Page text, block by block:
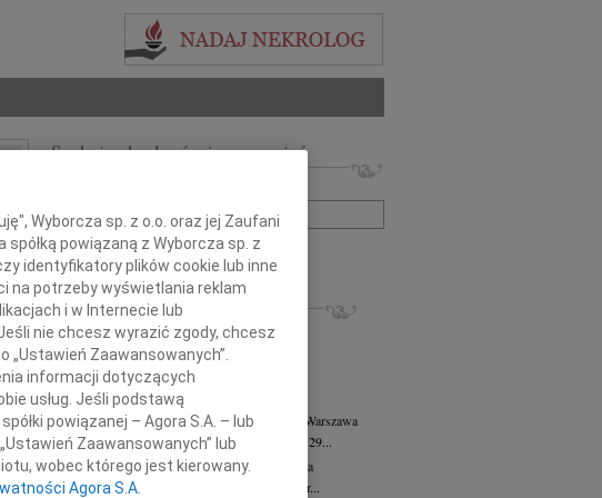
Szukaj nekrologów i wspomnień
+ szukanie zaawansowane
INNE NEKROLOGI
07.08.2026Warszawa
Dziekanie Wydziału dr hab. Julii Kubisie,...
07.08.2026Warszawa
Naszej kochanej i dzielnej Marylce Butruk...
Jacek Tadeusz Duniec wiek: 79 07.08.2026
Warszawa
Z wielkim żalem przyjęliśmy wiadomość, że 29...
Małgorzata Kościelska07.08.2026
Warszawa
W dniu 3 sierpnia 2026 roku zmarła Profesor...
Wyborcza sp. z o.o. oraz jej Zaufani
spółką powiązaną z Wyborcza sp. z
identyfikatory plików cookie lub inne
na potrzeby wyświetlania reklam
i w Internecie lub
nie chcesz wyrazić zgody, chcesz
„Ustawień Zaawansowanych”.
informacji dotyczących
usług. Jeśli podstawą
powiązanej – Agora S.A. – lub
Zaawansowanych” lub
wobec którego jest kierowany.
Agora S.A.